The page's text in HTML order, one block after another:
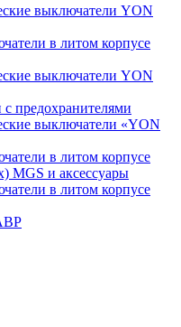
выключатели YON
в литом корпусе
выключатели YON
предохранителями
выключатели «YON
в литом корпусе
MGS и аксессуары
в литом корпусе